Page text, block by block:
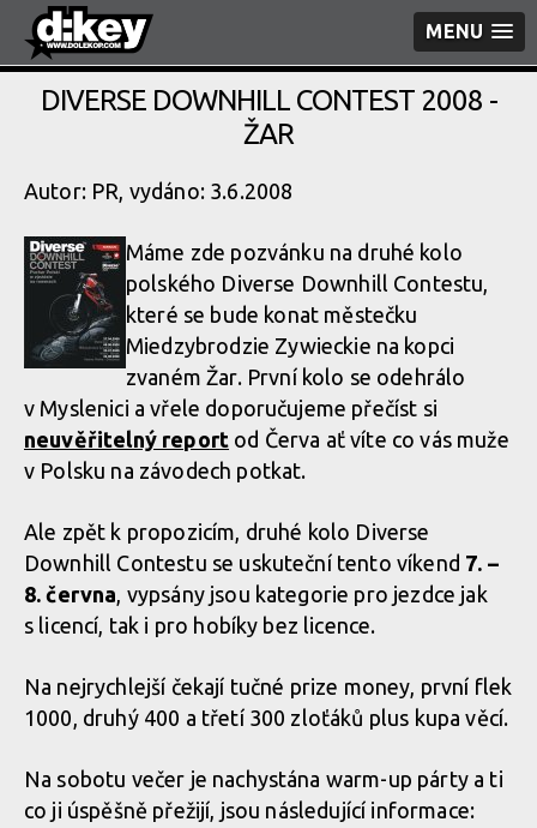
MENU
DIVERSE DOWNHILL CONTEST 2008 -
ŽAR
Autor: PR, vydáno: 3.6.2008
Máme zde pozvánku na druhé kolo
polského Diverse Downhill Contestu,
které se bude konat městečku
Miedzybrodzie Zywieckie na kopci
zvaném Žar. První kolo se odehrálo
v Myslenici a vřele doporučujeme přečíst si
neuvěřitelný report od Červa ať víte co vás muže
v Polsku na závodech potkat.
Ale zpět k propozicím, druhé kolo Diverse
Downhill Contestu se uskuteční tento víkend 7. –
8. června, vypsány jsou kategorie pro jezdce jak
s licencí, tak i pro hobíky bez licence.
Na nejrychlejší čekají tučné prize money, první flek
1000, druhý 400 a třetí 300 zloťáků plus kupa věcí.
Na sobotu večer je nachystána warm-up párty a ti
co ji úspěšně přežijí, jsou následující informace: